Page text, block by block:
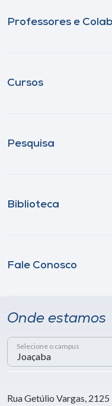
Professores e
Cursos
Pesquisa
Biblioteca
Fale Conosco
Onde estamos
Selecione o campus
Rua Getúlio Vargas,